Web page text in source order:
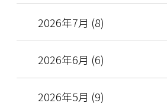
2026年7月 (8)
2026年6月 (6)
2026年5月 (9)